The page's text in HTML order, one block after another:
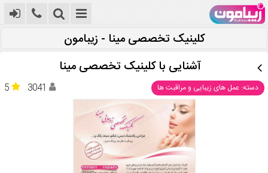
کلینیک تخصصی مینا - زیبامون
آشنایی با کلینیک تخصصی مینا
دسته: عمل های زیبایی و مراقبت ها 5 3041